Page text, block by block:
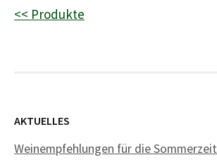
<< Produkte
AKTUELLES
Weinempfehlungen für die Sommerzeit